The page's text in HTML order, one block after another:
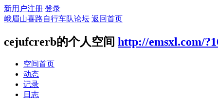
新用户注册 登录
峨眉山喜路自行车队论坛 返回首页
cejufcrerb的个人空间 http://emsxl.com/
空间首页
动态
记录
日志